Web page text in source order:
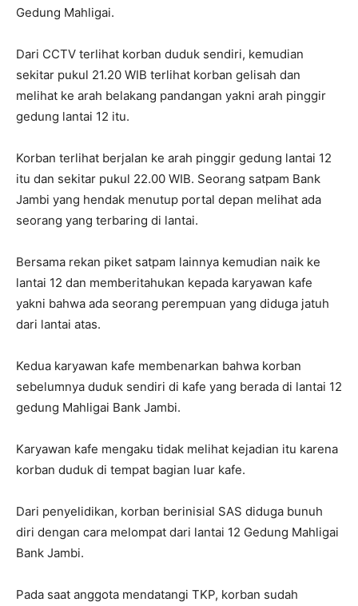
Gedung Mahligai.
Dari CCTV terlihat korban duduk sendiri, kemudian
sekitar pukul 21.20 WIB terlihat korban gelisah dan
melihat ke arah belakang pandangan yakni arah pinggir
gedung lantai 12 itu.
Korban terlihat berjalan ke arah pinggir gedung lantai 12
itu dan sekitar pukul 22.00 WIB. Seorang satpam Bank
Jambi yang hendak menutup portal depan melihat ada
seorang yang terbaring di lantai.
Bersama rekan piket satpam lainnya kemudian naik ke
lantai 12 dan memberitahukan kepada karyawan kafe
yakni bahwa ada seorang perempuan yang diduga jatuh
dari lantai atas.
Kedua karyawan kafe membenarkan bahwa korban
sebelumnya duduk sendiri di kafe yang berada di lantai 12
gedung Mahligai Bank Jambi.
Karyawan kafe mengaku tidak melihat kejadian itu karena
korban duduk di tempat bagian luar kafe.
Dari penyelidikan, korban berinisial SAS diduga bunuh
diri dengan cara melompat dari lantai 12 Gedung Mahligai
Bank Jambi.
Pada saat anggota mendatangi TKP, korban sudah